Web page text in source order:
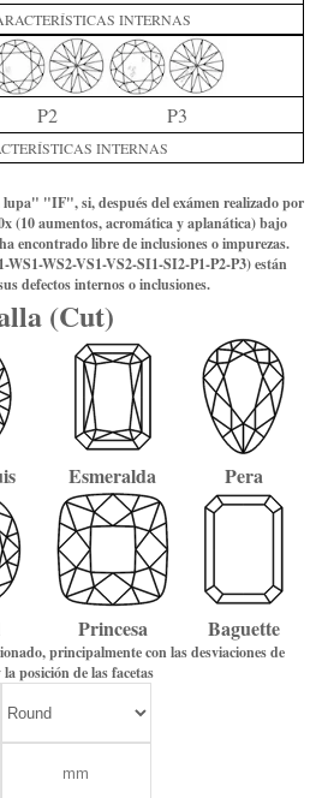
INTERNAS
P2 P3
INTERNAS
"IF", si, después del exámen realizado por
(10 aumentos, acromática y aplanática) bajo
encontrado libre de inclusiones o impurezas.
WS1-WS2-VS1-VS2-SI1-SI2-P1-P2-P3) están
defectos internos o inclusiones.
(Cut)
Esmeralda Pera
Princesa Baguette
principalmente con las desviaciones de
posición de las facetas